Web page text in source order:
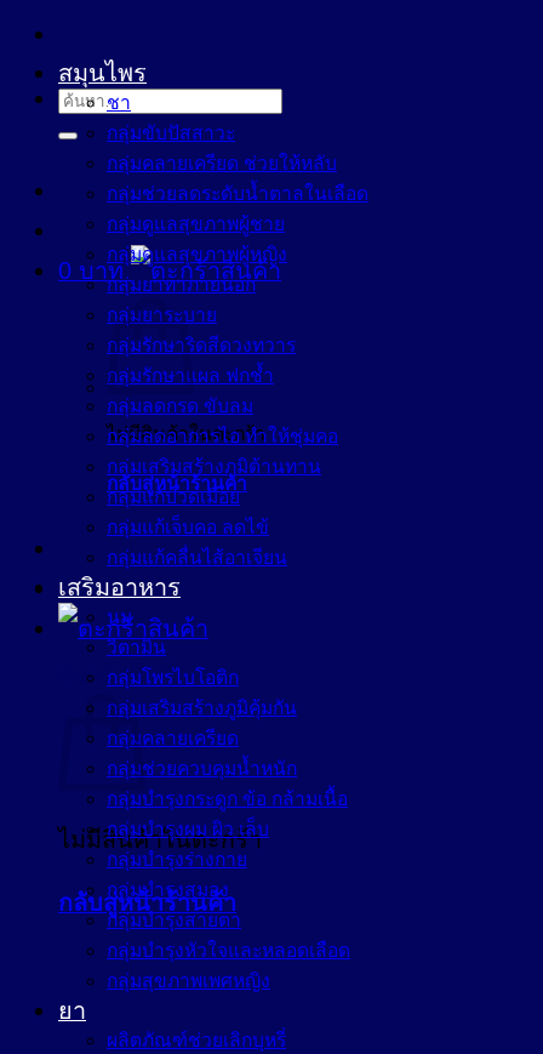
ค้นหา:
0 บาท
ไม่มีสินค้าในตะกร้า
กลับสู่หน้าร้านค้า
ตะกร้าสินค้า
ไม่มีสินค้าในตะกร้า
กลับสู่หน้าร้านค้า
สมุนไพร
ชา
กลุ่มขับปัสสาวะ
กลุ่มคลายเครียด ช่วยให้หลับ
กลุ่มช่วยลดระดับน้ำตาลในเลือด
กลุ่มดูแลสุขภาพผู้ชาย
กลุ่มดูแลสุขภาพผู้หญิง
กลุ่มยาทาภายนอก
กลุ่มยาระบาย
กลุ่มรักษาริดสีดวงทวาร
กลุ่มรักษาแผล ฟกช้ำ
กลุ่มลดกรด ขับลม
กลุ่มลดอาการไอ ทำให้ชุ่มคอ
กลุ่มเสริมสร้างภูมิต้านทาน
กลุ่มแก้ปวดเมื่อย
กลุ่มแก้เจ็บคอ ลดไข้
กลุ่มแก้คลื่นไส้อาเจียน
เสริมอาหาร
นม
วิตามิน
กลุ่มโพรไบโอติก
กลุ่มเสริมสร้างภูมิคุ้มกัน
กลุ่มคลายเครียด
กลุ่มช่วยควบคุมน้ำหนัก
กลุ่มบำรุงกระดูก ข้อ กล้ามเนื้อ
กลุ่มบำรุงผม ผิว เล็บ
กลุ่มบำรุงร่างกาย
กลุ่มบำรุงสมอง
กลุ่มบำรุงสายตา
กลุ่มบำรุงหัวใจและหลอดเลือด
กลุ่มสุขภาพเพศหญิง
ยา
ผลิตภัณฑ์ช่วยเลิกบุหรี่